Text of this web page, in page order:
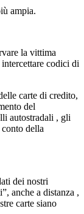
ampia.
la vittima
intercettare codici di
carte di credito,
del
autostradali , gli
della
dei nostri
anche a distanza ,
carte siano